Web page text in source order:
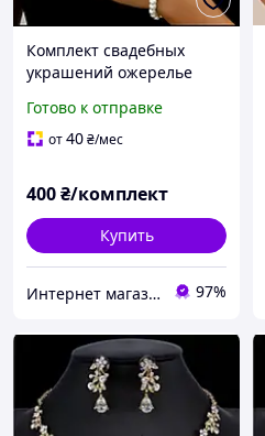
Комплект свадебных
украшений ожерелье
жемчуг
Готово к отправке
от40₴/мес
400₴/комплект
Купить
Интернет магазин аксессуаров АЛЬПАКА 97%